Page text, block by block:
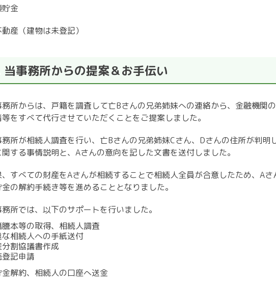
貯金
動産（建物は未登記）
当事務所からの提案＆お手伝い
務所からは、戸籍を調査して亡Bさんの兄弟姉妹への連絡から、金融機関
等をすべて代行させていただくことをご提案しました。
務所が相続人調査を行い、亡Bさんの兄弟姉妹Cさん、 Dさんの住所が判明
する事情説明と、 Aさんの意向を記した文書を送付しました。
すべての財産をAさんが相続することで相続人全員が合意したため、 Aさ
の解約手続き等を進めることとなりました。
所では、以下のサポートを行いました。
謄本等の取得、相続人調査
な相続人への手紙送付
分割協議書作成
登記申請
解約、相続人の口座へ送金